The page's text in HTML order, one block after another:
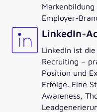
Employer-
LinkedIn-
LinkedIn ist
Recruiting –
Position und
Erfolge. Eine
Awareness,